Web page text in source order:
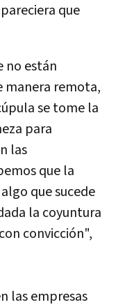
pareciera que
no están
manera remota,
se tome la
para
las
que la
que sucede
la coyuntura
convicción",
las empresas